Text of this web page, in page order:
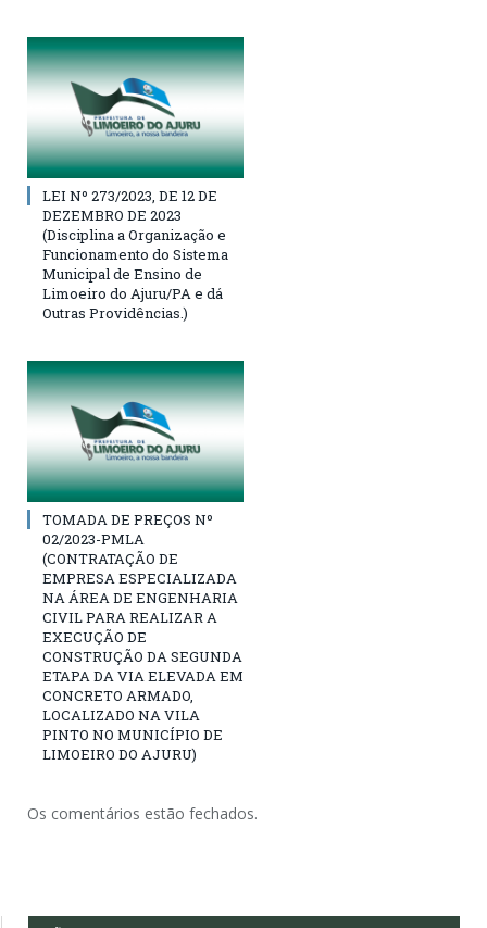
LEI Nº 273/2023, DE 12 DE
DEZEMBRO DE 2023
(Disciplina a Organização e
Funcionamento do Sistema
Municipal de Ensino de
Limoeiro do Ajuru/PA e dá
Outras Providências.)
TOMADA DE PREÇOS Nº
02/2023-PMLA
(CONTRATAÇÃO DE
EMPRESA ESPECIALIZADA
NA ÁREA DE ENGENHARIA
CIVIL PARA REALIZAR A
EXECUÇÃO DE
CONSTRUÇÃO DA SEGUNDA
ETAPA DA VIA ELEVADA EM
CONCRETO ARMADO,
LOCALIZADO NA VILA
PINTO NO MUNICÍPIO DE
LIMOEIRO DO AJURU)
Os comentários estão fechados.